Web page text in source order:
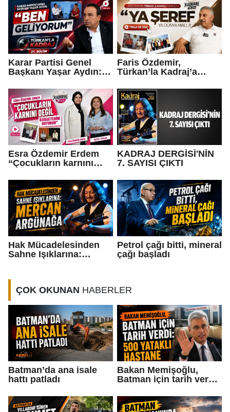
Karar Partisi Genel
Başkanı Yaşar Aydın:
Faris Özdemir,
Türkan’la Kadraj’a
dünya malı..."
Esra Özdemir Erdem
“Çocukların karnını
doyurun”
KADRAJ DERGİSİ'NİN
7. SAYISI ÇIKTI
Hak Mücadelesinden
Sahne Işıklarına:
Petrol çağı bitti, mineral
çağı başladı
ÇOK OKUNAN HABERLER
Batman’da ana isale
hattı patladı
Bakan Memişoğlu,
Batman için tarih verdi: